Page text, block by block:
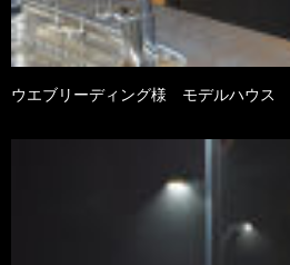
ウエブリーディング様 モデルハウス